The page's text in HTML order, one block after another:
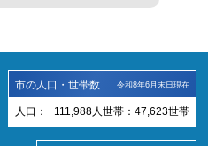
市の人口・世帯数 令和8年6月末日現在
人口： 111,988 人 世帯： 47,623世帯